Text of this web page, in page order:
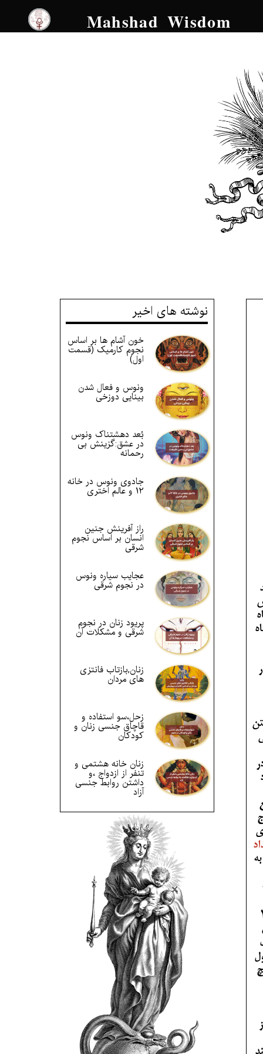
Mahshad Wisdom
نیاز های 12
نوشته های اخیر
خون آشام ها بر اساس
نجوم کارمیک (قسمت
اول)
ونوس و فعال شدن
بینایی دوزخی
بُعد دهشتناک ونوس
در عشق:گزینش بی
رحمانه
جادوی ونوس در خانه
12 و عالم اختری
راز آفرینش جنین
انسان بر اساس نجوم
شرقی
عجایب سیاره ونوس
در نجوم شرقی
پریود زنان در نجوم
شرقی و مشکلات آن
زنان,بازتاب فانتزی
های مردان
زحل،سو استفاده و
قاچاق جنسی زنان و
کودکان
زنان خانه هشتمی و
تنفر از ازدواج ،و
داشتن روابط جنسی
آزاد